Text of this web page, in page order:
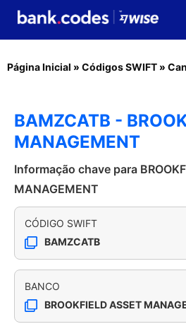
Página Inicial » Códigos SWIFT »
BAMZCATB -
MANAGEMENT
Informação chave para
MANAGEMENT
CÓDIGO SWIFT
BAMZCATB
BANCO
BROOKFIELD ASSET